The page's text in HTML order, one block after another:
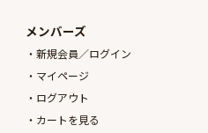
メンバーズ
新規会員／ログイン
マイページ
ログアウト
カートを見る